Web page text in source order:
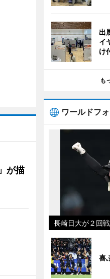
が描
出
イ
け
も
ワールドフ
長崎日大が２回
喜